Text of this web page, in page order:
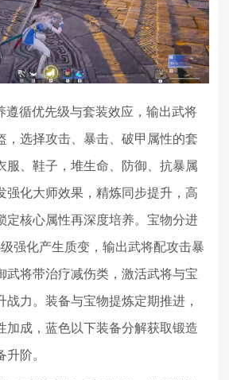
遵循优先级与套装效应，输出武将
，选择攻击、暴击、破甲属性的套
服、鞋子，堆生命、防御、抗暴属
强化大师效果，精炼同步提升，高
定核心属性再深度培养。宝物分进
强化产生质变，输出武将配攻击暴
武将带治疗减伤类，激活武将与宝
战力。装备与宝物提炼定期推进，
加成，蓝色以下装备分解获取锻造
阶。